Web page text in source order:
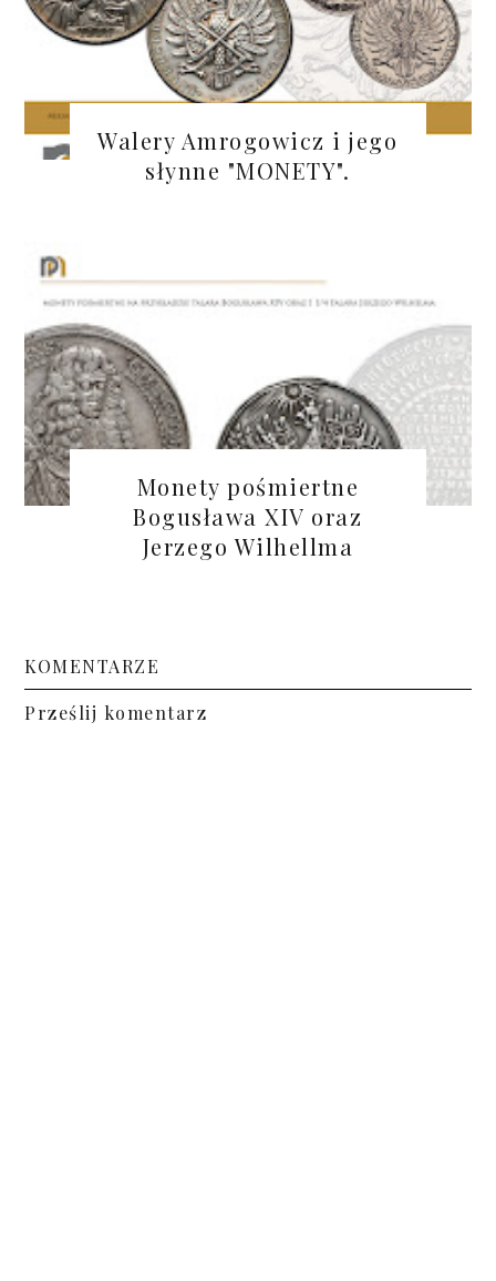
Walery Amrogowicz i jego
słynne "MONETY".
Monety pośmiertne
Bogusława XIV oraz
Jerzego Wilhellma
KOMENTARZE
Prześlij komentarz